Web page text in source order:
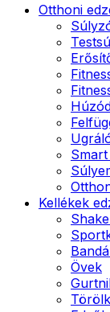
Otthoni
Kellékek
Övek